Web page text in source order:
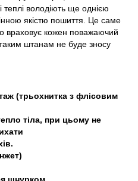
теплі володіють ще однією
якістю пошиття. Це саме
враховує кожен поважаючий
таким штанам не буде зносу
(трьохнитка з флісовим
тіла, при цьому не
шнурком.